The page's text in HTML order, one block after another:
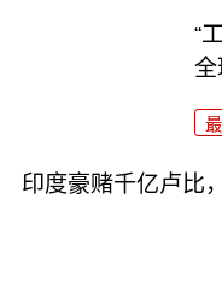
“
全
印度豪赌千亿卢比